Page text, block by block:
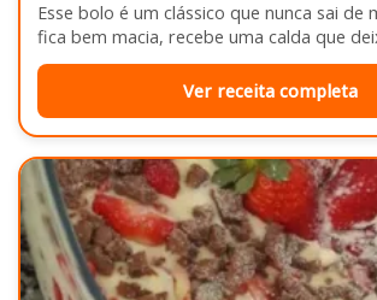
Esse bolo é um clássico que nunca sai de
fica bem macia, recebe uma calda que
Ver receita completa